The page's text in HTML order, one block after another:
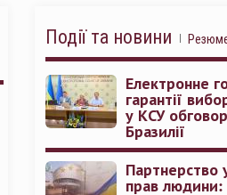
Події та новини
Електронне
гарантії
у КСУ
Бразилії
Партнерство
прав